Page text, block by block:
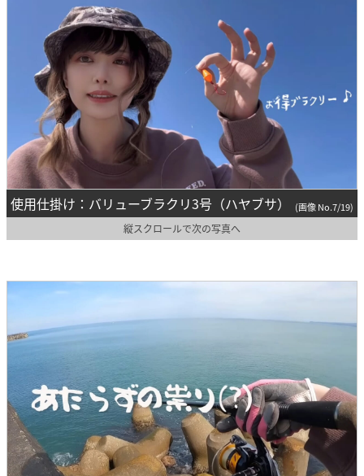
使用仕掛け：バリューブラクリ3号（ハヤブサ） (画像 No.7/19)
縦スクロールで次の写真へ